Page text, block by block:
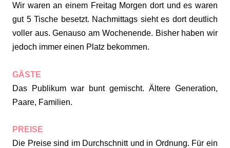
Wir waren an einem Freitag Morgen dort und es waren
gut 5 Tische besetzt. Nachmittags sieht es dort deutlich
voller aus. Genauso am Wochenende. Bisher haben wir
jedoch immer einen Platz bekommen.
GÄSTE
Das Publikum war bunt gemischt. Ältere Generation,
Paare, Familien.
PREISE
Die Preise sind im Durchschnitt und in Ordnung. Für ein